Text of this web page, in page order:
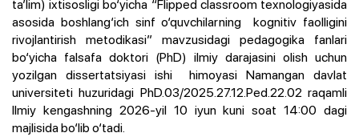
ta’lim) ixtisosligi bo‘yicha “Flipped classroom texnologiyasida
asosida boshlang‘ich sinf o‘quvchilarning kognitiv faolligini
rivojlantirish metodikasi” mavzusidagi pedagogika fanlari
bo‘yicha falsafa doktori (PhD) ilmiy darajasini olish uchun
yozilgan dissertatsiyasi ishi himoyasiNamangan davlat
universiteti huzuridagi PhD.03/2025.27.12.Ped.22.02 raqamli
Ilmiy kengashning 2026-yil 10 iyun kuni soat 14:00 dagi
majlisida bo‘lib o‘tadi.